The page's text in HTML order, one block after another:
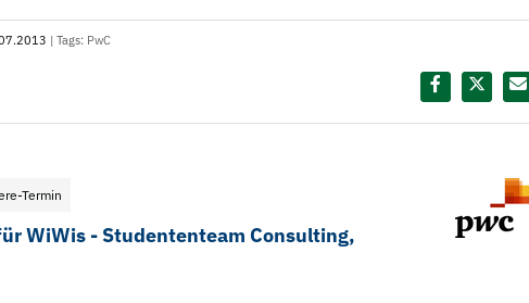
| Tags: PwC
Termin
WiWis - Studententeam Consulting,